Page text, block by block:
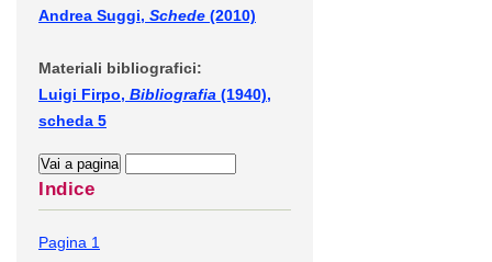
Andrea Suggi, Schede (2010)
Materiali bibliografici:
Luigi Firpo, Bibliografia (1940),
scheda 5
Indice
Pagina 1